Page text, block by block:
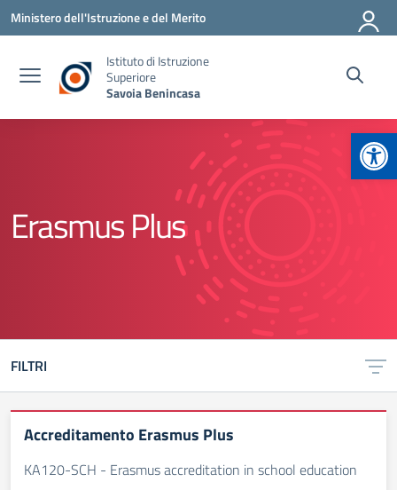
Vai ai contenuti
Vai al menu di navigazione
Vai al footer
Ministero dell'Istruzione e del Merito
Istituto di Istruzione
Superiore
Savoia Benincasa
Erasmus Plus
FILTRI
Accreditamento Erasmus Plus
KA120-SCH - Erasmus accreditation in school education